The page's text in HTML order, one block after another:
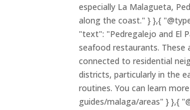
especially La Malagueta,
along the coast." } },{
"text": "Pedregalejo and El
seafood restaurants. These
connected to residential
districts, particularly in the
routines. You can learn
guides/malaga/areas" } },{